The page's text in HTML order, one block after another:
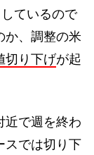
ているので
か、調整の米
切り下げが起
近で週を終わ
スでは切り下